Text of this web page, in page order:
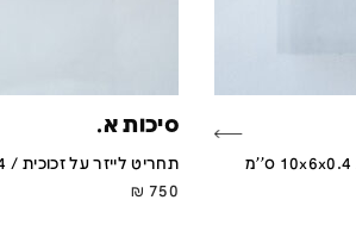
סיכות א.
תחריט לייזר על זכוכית / 6x10x0.4 ס''מ
750
₪